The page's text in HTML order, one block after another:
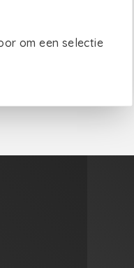
om een selectie